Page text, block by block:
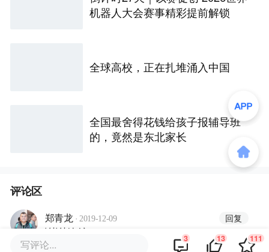
机器人大会赛事精彩提前解锁
全球高校，正在扎堆涌入中国
全国最舍得花钱给孩子报辅导班
的，竟然是东北家长
评论区
郑青龙 · 2019-12-09 回复
谢谢静婷
写评论... 3 13 111